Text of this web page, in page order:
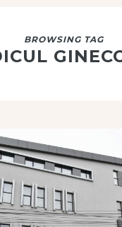
BROWSING TAG